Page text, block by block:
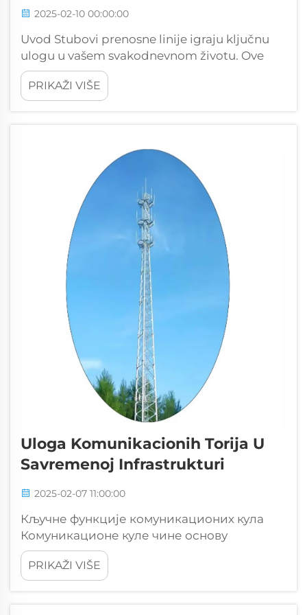
2025-02-10 00:00:00
Uvod Stubovi prenosne linije igraju ključnu
ulogu u vašem svakodnevnom životu. Ove
visoke konstrukcije isporučuju električnu
energiju iz elektrana u vaš grad. Osiguravaju
stabilnu snabdevenost električnom
PRIKAŽI VIŠE
Uloga Komunikacionih Torija U
Savremenoj Infrastrukturi
2025-02-07 11:00:00
Кључне функције комуникационих кула
Комуникационе куле чине основу
данашњих телекомуникационих
система, изводећи разне важне задатке
иза сцена. У основи, оне помажу да наша
PRIKAŽI VIŠE